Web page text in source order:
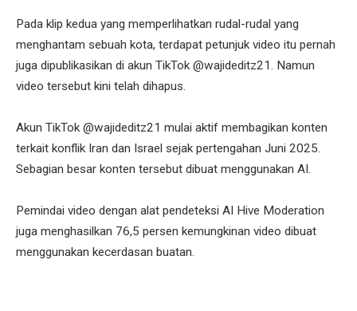
Pada klip kedua yang memperlihatkan rudal-rudal yang
menghantam sebuah kota, terdapat petunjuk video itu pernah
juga dipublikasikan di akun TikTok @wajideditz21. Namun
video tersebut kini telah dihapus.
Akun TikTok @wajideditz21 mulai aktif membagikan konten
terkait konflik Iran dan Israel sejak pertengahan Juni 2025.
Sebagian besar konten tersebut dibuat menggunakan AI.
Pemindai video dengan alat pendeteksi AI Hive Moderation
juga menghasilkan 76,5 persen kemungkinan video dibuat
menggunakan kecerdasan buatan.